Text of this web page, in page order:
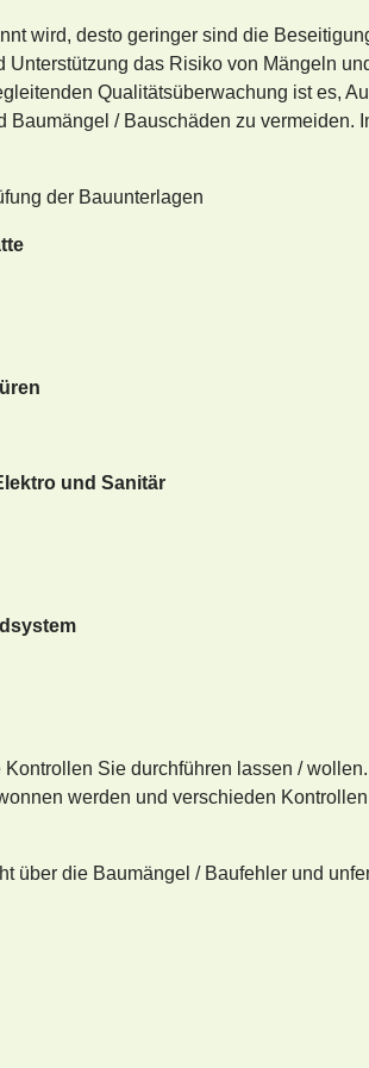
wird, desto geringer sind die
Unterstützung das Risiko von Mängeln
Qualitätsüberwachung ist es,
/ Bauschäden zu vermeiden.
der Bauunterlagen
und Sanitär
Sie durchführen lassen /
werden und verschieden
über die Baumängel / Baufehler und